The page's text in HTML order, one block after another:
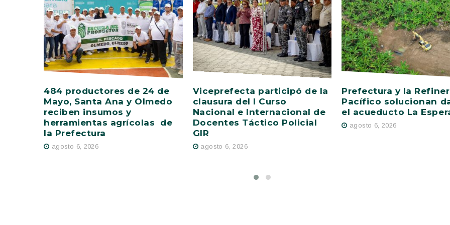
484 productores de 24 de
Mayo, Santa Ana y Olmedo
reciben insumos y
herramientas agrícolas de
la Prefectura
agosto 6, 2026
Viceprefecta participó de la
clausura del I Curso
Nacional e Internacional de
Docentes Táctico Policial
GIR
agosto 6, 2026
Prefectura y la
Pacífico solucionan
el acueducto La
agosto 6, 2026